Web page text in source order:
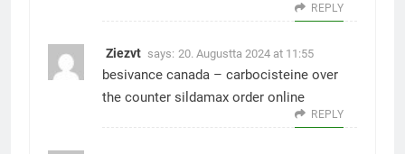
REPLY
Ziezvt says: 20. Augustta 2024 at 11:55
besivance canada – carbocisteine over
the counter sildamax order online
REPLY